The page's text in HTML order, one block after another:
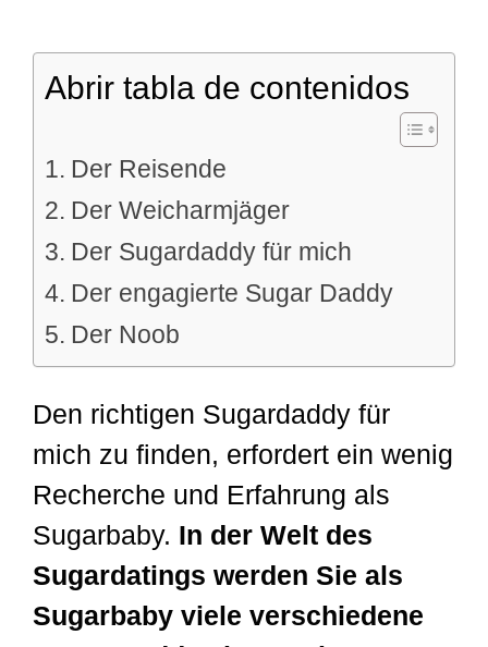
Abrir tabla de contenidos
Der Reisende
Der Weicharmjäger
Der Sugardaddy für mich
Der engagierte Sugar Daddy
Der Noob
Den richtigen Sugardaddy für
mich zu finden, erfordert ein wenig
Recherche und Erfahrung als
Sugarbaby. In der Welt des
Sugardatings werden Sie als
Sugarbaby viele verschiedene